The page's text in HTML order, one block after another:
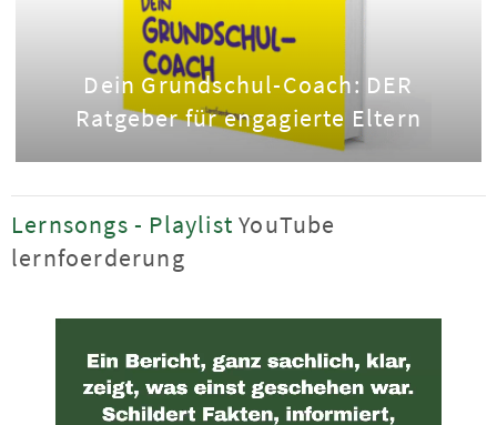
Dein Grundschul-Coach: DER
Ratgeber für engagierte Eltern
Lernsongs - PlaylistYouTube
lernfoerderung